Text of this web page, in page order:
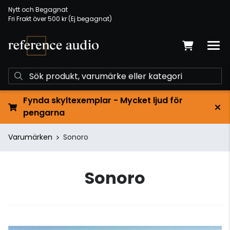
Nytt och Begagnat
Fri Frakt över 500 kr (Ej begagnat)
Fynda skyltexemplar - Mycket ljud för
pengarna
Varumärken Sonoro
Sonoro